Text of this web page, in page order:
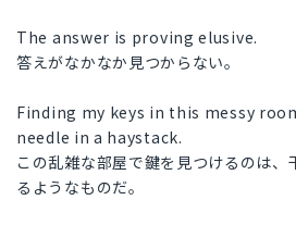
The answer is proving elusive.
答えがなかなか見つからない。
Finding my keys in this messy
needle in a haystack.
この乱雑な部屋で鍵を見つけるのは
るようなものだ。